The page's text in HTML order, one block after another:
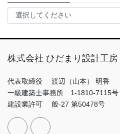
株式会社 ひだまり設計工房
代表取締役 渡辺（山本） 明香
一級建築士事務所 1-1810-7115号
建設業許可 般-27 第50478号